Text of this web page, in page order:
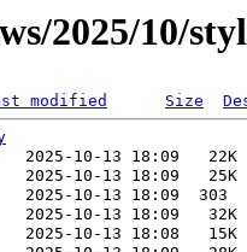
2025/10/
modified Size